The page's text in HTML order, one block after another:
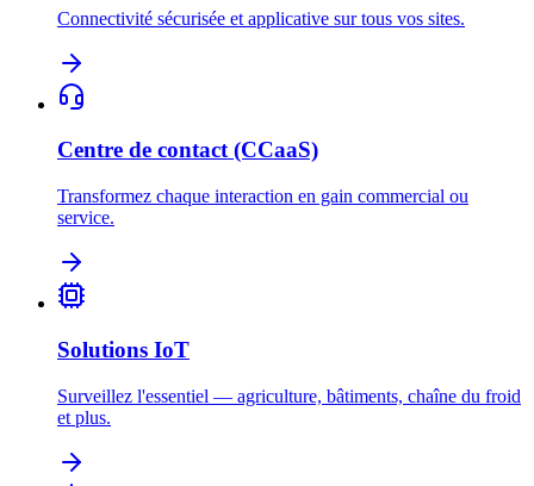
Connectivité sécurisée et applicative sur tous vos sites.
Centre de contact (CCaaS)
Transformez chaque interaction en gain commercial ou
service.
Solutions IoT
Surveillez l'essentiel — agriculture, bâtiments, chaîne du froid
et plus.